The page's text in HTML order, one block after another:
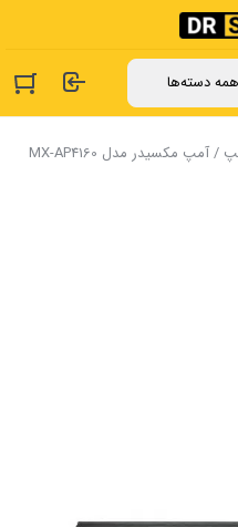
/ آمپ مکسیدر مدل MX-AP4160